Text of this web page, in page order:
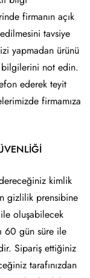
firmanın açık
tavsiye
yapmadan ürünü
bilgilerini not edin.
ederek teyit
firmamıza
kimlik
gizlilik prensibine
oluşabilecek
60 gün süre ile
Sipariş ettiğiniz
tarafınızdan